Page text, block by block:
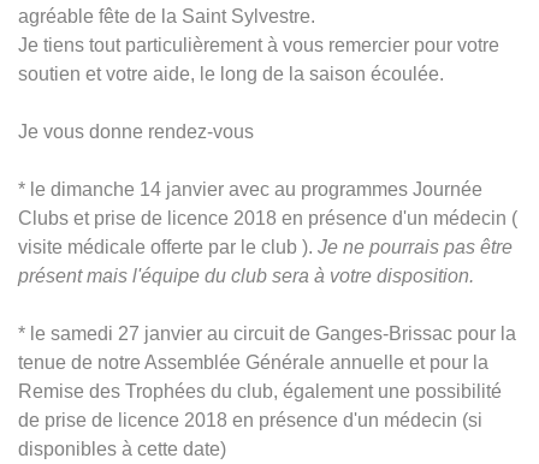
agréable fête de la Saint Sylvestre.
Je tiens tout particulièrement à vous remercier pour votre
soutien et votre aide, le long de la saison écoulée.
Je vous donne rendez-vous
* le dimanche 14 janvier avec au programmes Journée
Clubs et prise de licence 2018 en présence d'un médecin (
visite médicale offerte par le club ). Je ne pourrais pas être
présent mais l'équipe du club sera à votre disposition.
* le samedi 27 janvier au circuit de Ganges-Brissac pour la
tenue de notre Assemblée Générale annuelle et pour la
Remise des Trophées du club, également une possibilité
de prise de licence 2018 en présence d'un médecin (si
disponibles à cette date)